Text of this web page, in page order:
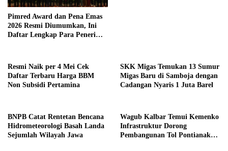
Pimred Award dan Pena Emas
2026 Resmi Diumumkan, Ini
Daftar Lengkap Para Penerima
Resmi Naik per 4 Mei Cek
Daftar Terbaru Harga BBM
Non Subsidi Pertamina
SKK Migas Temukan 13 Sumur
Migas Baru di Samboja dengan
Cadangan Nyaris 1 Juta Barel
BNPB Catat Rentetan Bencana
Hidrometeorologi Basah Landa
Sejumlah Wilayah Jawa
Wagub Kalbar Temui Kemenko
Infrastruktur Dorong
Pembangunan Tol Pontianak